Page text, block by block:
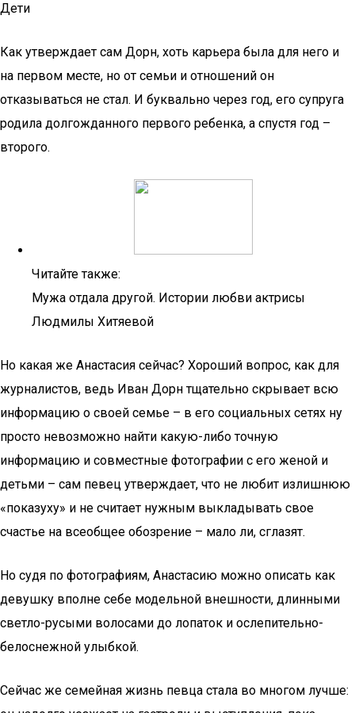
Дети
Как утверждает сам Дорн, хоть карьера была для него и
на первом месте, но от семьи и отношений он
отказываться не стал. И буквально через год, его супруга
родила долгожданного первого ребенка, а спустя год –
второго.
Читайте также:
Мужа отдала другой. Истории любви актрисы
Людмилы Хитяевой
Но какая же Анастасия сейчас? Хороший вопрос, как для
журналистов, ведь Иван Дорн тщательно скрывает всю
информацию о своей семье – в его социальных сетях ну
просто невозможно найти какую-либо точную
информацию и совместные фотографии с его женой и
детьми – сам певец утверждает, что не любит излишнюю
«показуху» и не считает нужным выкладывать свое
счастье на всеобщее обозрение – мало ли, сглазят.
Но судя по фотографиям, Анастасию можно описать как
девушку вполне себе модельной внешности, длинными
светло-русыми волосами до лопаток и ослепительно-
белоснежной улыбкой.
Сейчас же семейная жизнь певца стала во многом лучше: